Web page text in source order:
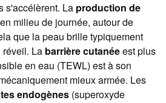
s'accélèrent. La production de
milieu de journée, autour de
que la peau brille typiquement
La barrière cutanéeest plus
en eau (TEWL) est à son
mieux armée. Les
endogènes (superoxyde